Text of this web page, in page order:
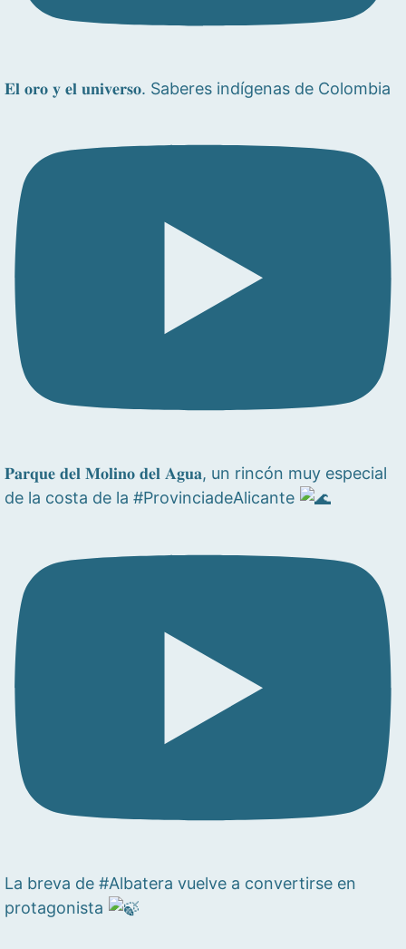
𝐄𝐥 𝐨𝐫𝐨 𝐲 𝐞𝐥 𝐮𝐧𝐢𝐯𝐞𝐫𝐬𝐨. Saberes indígenas de Colombia
𝐏𝐚𝐫𝐪𝐮𝐞 𝐝𝐞𝐥 𝐌𝐨𝐥𝐢𝐧𝐨 𝐝𝐞𝐥 𝐀𝐠𝐮𝐚, un rincón muy especial
de la costa de la #ProvinciadeAlicante
La breva de #Albatera vuelve a convertirse en
protagonista